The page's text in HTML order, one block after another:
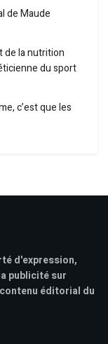
de Maude
de la nutrition
du sport
c’est que les
d'expression,
publicité sur
éditorial du